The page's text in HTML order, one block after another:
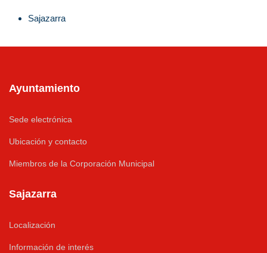
Sajazarra
Ayuntamiento
Sede electrónica
Ubicación y contacto
Miembros de la Corporación Municipal
Sajazarra
Localización
Información de interés